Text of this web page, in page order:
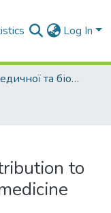
Log In
Кафедра медичної та біоорганічної хімії
to